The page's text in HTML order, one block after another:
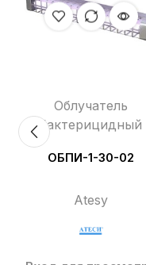
Облучатель
бактерицидный
ОБПИ-1-30-02
Atesy